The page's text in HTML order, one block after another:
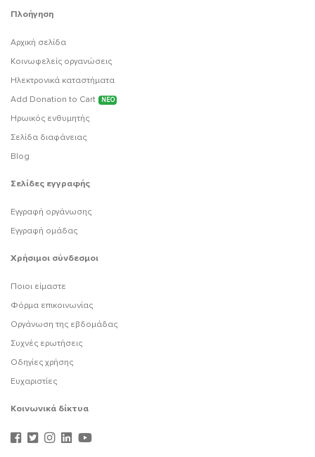
Πλοήγηση
Αρχική σελίδα
Κοινωφελείς οργανώσεις
Ηλεκτρονικά καταστήματα
Add Donation to Cart
ΝΕΟ
Ηρωικός ενθυμητής
Σελίδα διαφάνειας
Blog
Σελίδες εγγραφής
Εγγραφή οργάνωσης
Εγγραφή ομάδας
Χρήσιμοι σύνδεσμοι
Ποιοι είμαστε
Φόρμα επικοινωνίας
Οργάνωση της εβδομάδας
Συχνές ερωτήσεις
Οδηγίες χρήσης
Ευχαριστίες
Κοινωνικά δίκτυα